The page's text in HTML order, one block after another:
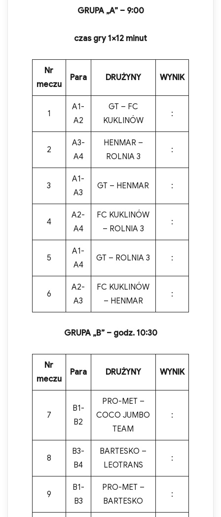
GRUPA „A” – 9:00
czas gry 1×12 minut
Nr
meczu
Para DRUŻYNY WYNIK
1
A1-
A2
GT – FC
KUKLINÓW
:
2
A3-
A4
HENMAR –
ROLNIA 3
:
3
A1-
A3
GT – HENMAR :
4
A2-
A4
FC KUKLINÓW
– ROLNIA 3
:
5
A1-
A4
GT – ROLNIA 3 :
6
A2-
A3
FC KUKLINÓW
– HENMAR
:
GRUPA „B”– godz. 10:30
Nr
meczu
Para DRUŻYNY WYNIK
7
B1-
B2
PRO-MET –
COCO JUMBO
TEAM
:
8
B3-
B4
BARTESKO –
LEOTRANS
:
9
B1-
B3
PRO-MET –
BARTESKO
: